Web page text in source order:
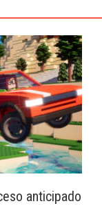
anticipado